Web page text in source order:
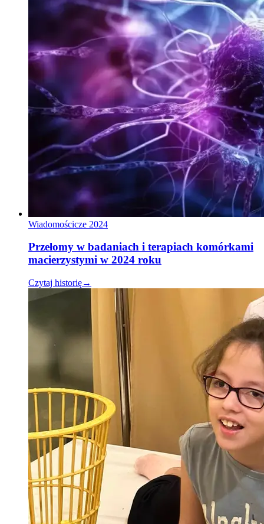
Wiadomościcze 2024
Przełomy w badaniach i terapiach komórkami
macierzystymi w 2024 roku
Czytaj historię→